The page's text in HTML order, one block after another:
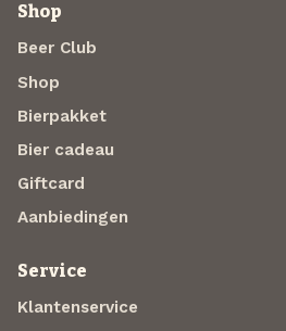
Shop
Beer Club
Shop
Bierpakket
Bier cadeau
Giftcard
Aanbiedingen
Service
Klantenservice